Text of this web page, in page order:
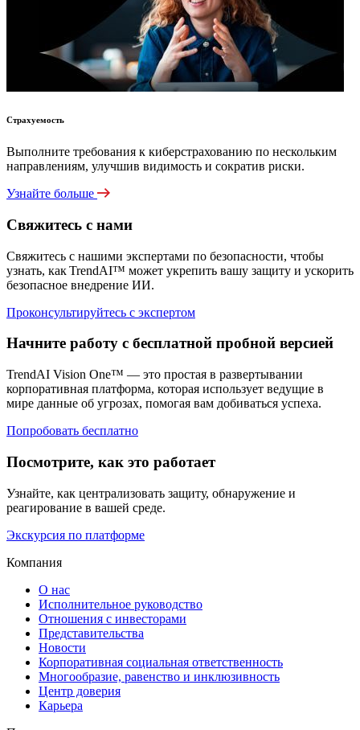
Страхуемость
Выполните требования к киберстрахованию по нескольким
направлениям, улучшив видимость и сократив риски.
Узнайте больше
Свяжитесь с нами
Свяжитесь с нашими экспертами по безопасности, чтобы
узнать, как TrendAI™ может укрепить вашу защиту и ускорить
безопасное внедрение ИИ.
Проконсультируйтесь с экспертом
Начните работу с бесплатной пробной версией
TrendAI Vision One™ — это простая в развертывании
корпоративная платформа, которая использует ведущие в
мире данные об угрозах, помогая вам добиваться успеха.
Попробовать бесплатно
Посмотрите, как это работает
Узнайте, как централизовать защиту, обнаружение и
реагирование в вашей среде.
Экскурсия по платформе
Компания
О нас
Исполнительное руководство
Отношения с инвесторами
Представительства
Новости
Корпоративная социальная ответственность
Многообразие, равенство и инклюзивность
Центр доверия
Карьера